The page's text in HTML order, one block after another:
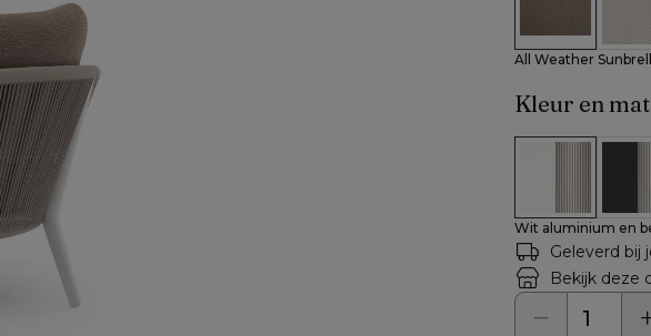
All Weather
All
All Weather
Kleur en
Wit
Wit aluminium en
Geleverd bij
Bekijk deze